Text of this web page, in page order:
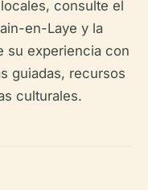
consulte el
en-Laye y la
su experiencia con
guiadas, recursos
culturales.